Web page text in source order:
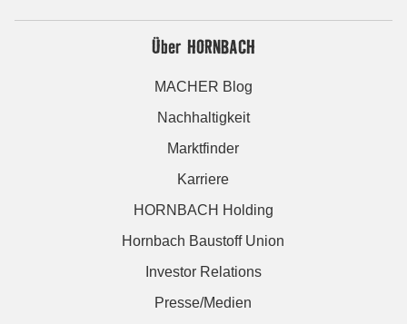
Über HORNBACH
MACHER Blog
Nachhaltigkeit
Marktfinder
Karriere
HORNBACH Holding
Hornbach Baustoff Union
Investor Relations
Presse/Medien